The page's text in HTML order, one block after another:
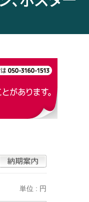
単位 : 円